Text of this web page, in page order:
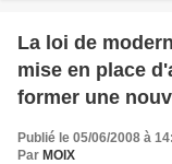
La loi de
mise en place
former une
dépendante
Publié le 05/06/2008 à
Par MOIX